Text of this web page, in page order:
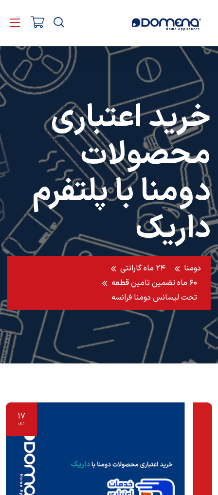
خرید اعتباری
محصولات
دومنا با پلتفرم
داریک
دومنا
۲۴ ماه گارانتی
۶۰ ماه تضمین تامین قطعه
تحت لیسانس دومنا فرانسه
17
دی